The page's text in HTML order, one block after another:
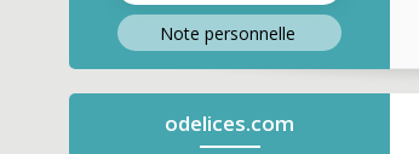
Note personnelle
odelices.com